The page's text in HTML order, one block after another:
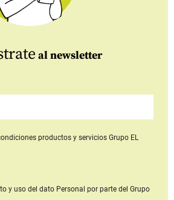
al newsletter
productos y serviciosGrupo EL
y uso del dato Personal por parte del Grupo